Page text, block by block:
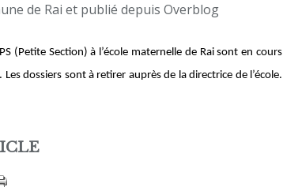
de Rai et publié depuis Overblog
(Petite Section) à l’école maternelle de Rai sont en cours
dossiers sont à retirer auprès de la directrice de l’école.